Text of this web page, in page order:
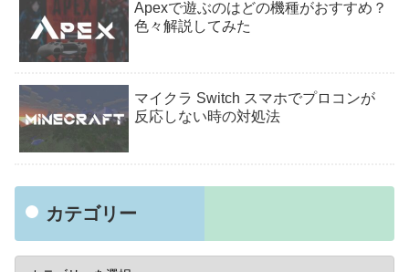
Apexで遊ぶのはどの機種がおすすめ？
色々解説してみた
マイクラ Switch スマホでプロコンが
反応しない時の対処法
カテゴリー